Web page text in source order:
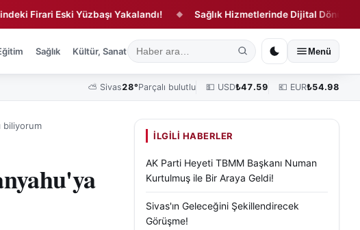
Eski Yüzbaşı Yakalandı! ◆ Sağlık Hizmetlerinde Dijital Dönüşüm!
Sağlık Kültür, Sanat ve Tarih Yaşam Sivas Vefat Edenler Köşe
Menü
⛅ Sivas28°Parçalı bulutlu 💵 USD₺47.59 💶 EUR₺54.98
biliyorum
İLGILI HABERLER
AK Parti Heyeti TBMM Başkanı Numan
Kurtulmuş ile Bir Araya Geldi!
Sivas'ın Geleceğini Şekillendirecek
Görüşme!